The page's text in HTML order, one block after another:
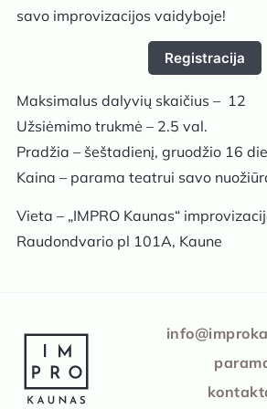
savo improvizacijos vaidyboje!
Registracija
Maksimalus dalyvių skaičius – 12
Užsiėmimo trukmė – 2.5 val.
Pradžia – šeštadienį, gruodžio 16
Kaina – parama teatrui savo
Vieta – „IMPRO Kaunas“
Raudondvario pl 101A, Kaune
IMPRO Kaunas